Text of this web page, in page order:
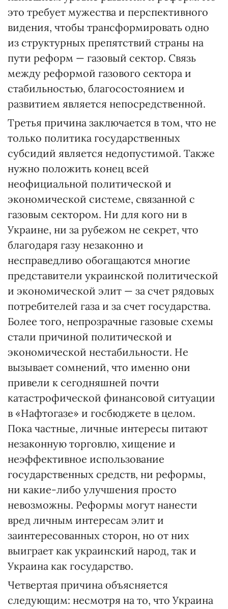
это требует мужества и перспективного
видения, чтобы трансформировать одно
из структурных препятствий страны на
пути реформ — газовый сектор. Связь
между реформой газового сектора и
стабильностью, благосостоянием и
развитием является непосредственной.
Третья причина заключается в том, что не
только политика государственных
субсидий является недопустимой. Также
нужно положить конец всей
неофициальной политической и
экономической системе, связанной с
газовым сектором. Ни для кого ни в
Украине, ни за рубежом не секрет, что
благодаря газу незаконно и
несправедливо обогащаются многие
представители украинской политической
и экономической элит — за счет рядовых
потребителей газа и за счет государства.
Более того, непрозрачные газовые схемы
стали причиной политической и
экономической нестабильности. Не
вызывает сомнений, что именно они
привели к сегодняшней почти
катастрофической финансовой ситуации
в «Нафтогазе» и госбюджете в целом.
Пока частные, личные интересы питают
незаконную торговлю, хищение и
неэффективное использование
государственных средств, ни реформы,
ни какие-либо улучшения просто
невозможны. Реформы могут нанести
вред личным интересам элит и
заинтересованных сторон, но от них
выиграет как украинский народ, так и
Украина как государство.
Четвертая причина объясняется
следующим: несмотря на то, что Украина